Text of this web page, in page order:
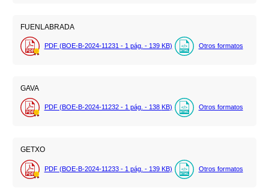
FUENLABRADA
PDF (BOE-B-2024-11231 - 1 pág. - 139 KB) Otros formatos
GAVA
PDF (BOE-B-2024-11232 - 1 pág. - 138 KB) Otros formatos
GETXO
PDF (BOE-B-2024-11233 - 1 pág. - 139 KB) Otros formatos